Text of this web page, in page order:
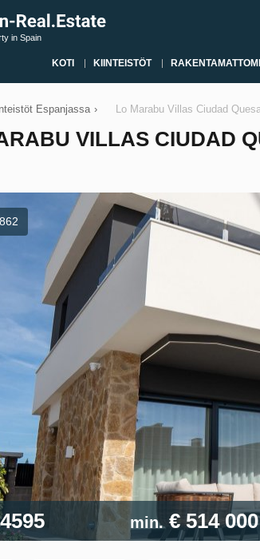
in Spain
KOTI KIINTEISTÖT
Espanjassa › Lo Marabu Villas Ciudad
VILLAS CIUDAD
min.€ 514